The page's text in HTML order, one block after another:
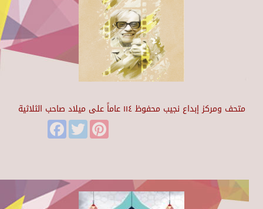
متحف ومركز إبداع نجيب محفوظ ١١٤ عاماً على ميلاد صاحب الثلاثية
FacebookTwitter